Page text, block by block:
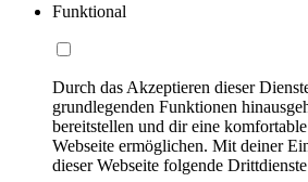
Funktional
Durch das Akzeptieren dieser
grundlegenden Funktionen
bereitstellen und dir eine
Webseite ermöglichen. Mit deiner
dieser Webseite folgende